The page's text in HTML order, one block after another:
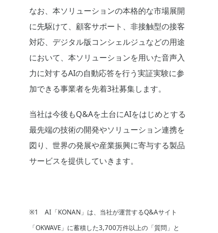
なお、本ソリューションの本格的な市場展開
に先駆けて、顧客サポート、非接触型の接客
対応、デジタル版コンシェルジュなどの用途
において、本ソリューションを用いた音声入
力に対するAIの自動応答を行う実証実験に参
加できる事業者を先着3社募集します。
当社は今後もQ&Aを土台にAIをはじめとする
最先端の技術の開発やソリューション連携を
図り、世界の発展や産業振興に寄与する製品
サービスを提供していきます。
※1 AI「KONAN」は、当社が運営するQ&Aサイト
「OKWAVE」に蓄積した3,700万件以上の「質問」と